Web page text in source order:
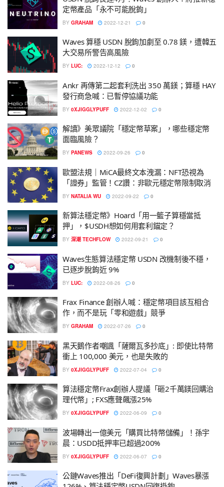
定幣產品「永不可能脫鉤」
BY GRAHAM 2022-12-21 0
Waves 算穩 USDN 脫鉤加劇至 0.78 鎂，遭韓五
大交易所警告高風險
BY LUC: 2022-12-12 0
Ankr 再傳第二起套利洗出 350 萬鎂；算穩 HAY
發行商急喊：已暫停協議功能
BY 0XJIGGLYPUFF 2022-12-02 0
解讀》美眾議院「穩定幣草案」，哪些穩定幣
面臨風險？
BY PANEWS 2022-09-26 0
歐盟法規｜MiCA最終文本洩漏：NFT恐視為
「證券」監管！CZ讚：非歐元穩定幣限制取消
BY NATALIA WU 2022-09-22 0
新算法穩定幣》Hoard「用一籃子算穩當抵
押」，$USDH想如何用套利錨定？
BY 深潮 TECHFLOW 2022-09-21 0
Waves生態算法穩定幣 USDN 改機制後不穩，
已逐步脫鉤近 9%
BY LUC: 2022-08-26 0
Frax Finance 創辦人喊：穩定幣項目該互相合
作，而不是玩「零和遊戲」競爭
BY GRAHAM 2022-07-26 0
黑天鵝作者嘲諷「薩爾瓦多抄底」: 即使比特幣
衝上 100,000 美元，也是失敗的
BY 0XJIGGLYPUFF 2022-07-04 0
算法穩定幣Frax創辦人提議「砸2千萬鎂回購治
理代幣」; FXS應聲飆漲25%
BY 0XJIGGLYPUFF 2022-06-09 0
波場轉出一億美元「購買比特幣儲備」！孫宇
晨：USDD抵押率已超過200%
BY 0XJIGGLYPUFF 2022-06-07 0
公鏈Waves推出「DeFi復興計劃」Waves暴漲